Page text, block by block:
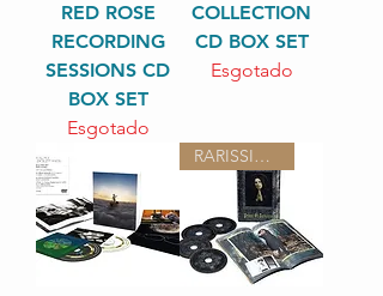
RED ROSE
RECORDING
SESSIONS CD
BOX SET
Esgotado
COLLECTION
CD BOX SET
Esgotado
RARISSIMO